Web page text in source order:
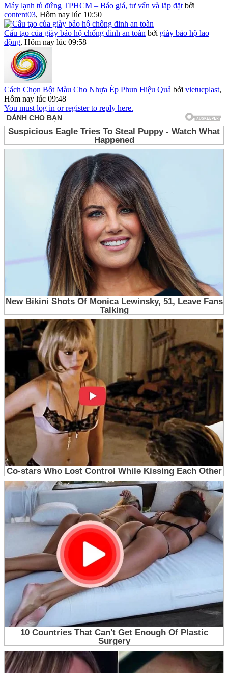
Máy lạnh tủ đứng TPHCM – Báo giá, tư vấn và lắp đặt bởi
content03, Hôm nay lúc 10:50
Cấu tạo của giày bảo hộ chống đinh an toàn bởi giày bảo hộ lao
động, Hôm nay lúc 09:58
Cách Chọn Bột Màu Cho Nhựa Ép Phun Hiệu Quả bởi vietucplast,
Hôm nay lúc 09:48
You must log in or register to reply here.